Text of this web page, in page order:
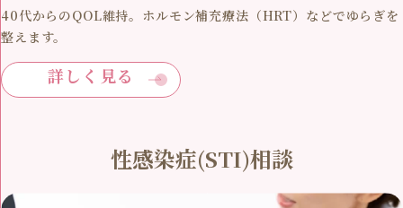
40代からのQOL維持。ホルモン補充療法（HRT）などでゆらぎを
整えます。
詳しく見る
性感染症(STI)相談